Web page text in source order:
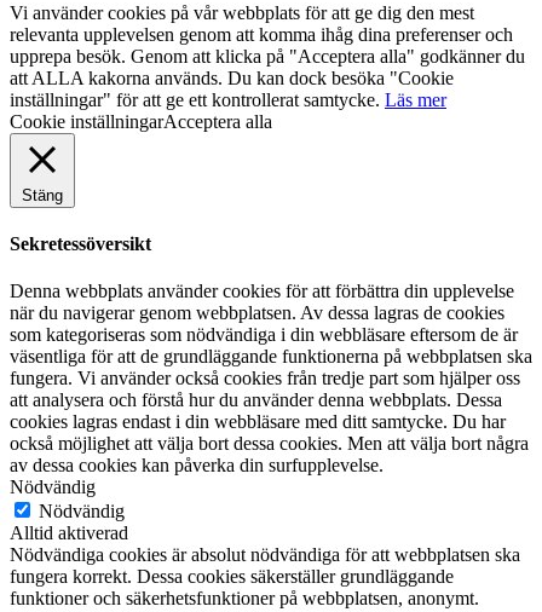
Vi använder cookies på vår webbplats för att ge dig den mest
relevanta upplevelsen genom att komma ihåg dina preferenser och
upprepa besök. Genom att klicka på "Acceptera alla" godkänner du
att ALLA kakorna används. Du kan dock besöka "Cookie
inställningar" för att ge ett kontrollerat samtycke. Läs mer
Cookie inställningarAcceptera alla
Stäng
Sekretessöversikt
Denna webbplats använder cookies för att förbättra din upplevelse
när du navigerar genom webbplatsen. Av dessa lagras de cookies
som kategoriseras som nödvändiga i din webbläsare eftersom de är
väsentliga för att de grundläggande funktionerna på webbplatsen ska
fungera. Vi använder också cookies från tredje part som hjälper oss
att analysera och förstå hur du använder denna webbplats. Dessa
cookies lagras endast i din webbläsare med ditt samtycke. Du har
också möjlighet att välja bort dessa cookies. Men att välja bort några
av dessa cookies kan påverka din surfupplevelse.
Nödvändig
Nödvändig
Alltid aktiverad
Nödvändiga cookies är absolut nödvändiga för att webbplatsen ska
fungera korrekt. Dessa cookies säkerställer grundläggande
funktioner och säkerhetsfunktioner på webbplatsen, anonymt.